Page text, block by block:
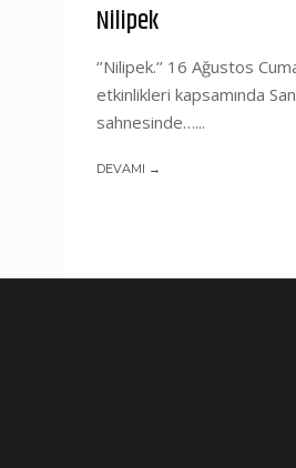
Nilipek
‘’Nilipek.’’ 16 Ağustos
etkinlikleri kapsamında
sahnesinde…...
DEVAMI →